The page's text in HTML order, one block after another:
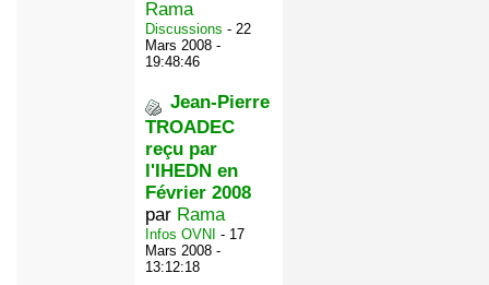
Rama
Discussions - 22
Mars 2008 -
19:48:46
Jean-Pierre
TROADEC
reçu par
l'IHEDN en
Février 2008
par Rama
Infos OVNI - 17
Mars 2008 -
13:12:18